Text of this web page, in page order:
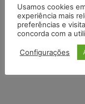
Usamos cookies
experiência mais
preferências e
concorda com a
Configurações